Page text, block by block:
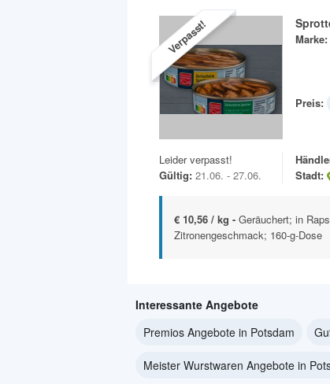
Verpasst! Marke:
Preis:
Leider verpasst!
Gültig: 21.06. - 27.06.
Stadt:
€ 10,56 / kg - Geräuchert; in
Zitronengeschmack; 160-g-Dose
Interessante Angebote
Premios Angebote in Potsdam
Meister Wurstwaren Angebote in